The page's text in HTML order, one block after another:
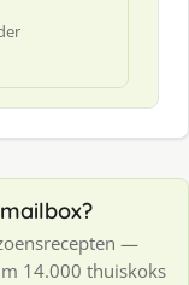
—
14.000 thuiskoks